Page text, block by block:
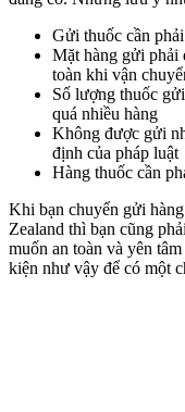
Gửi thuốc cần
Mặt hàng gửi phải
toàn khi vận
Số lượng thuốc
quá nhiều hàng
Không được gửi
định của pháp luật
Hàng thuốc cần
Khi bạn chuyển gửi
Zealand thì bạn cũng
muốn an toàn và yên
kiện như vậy để có một